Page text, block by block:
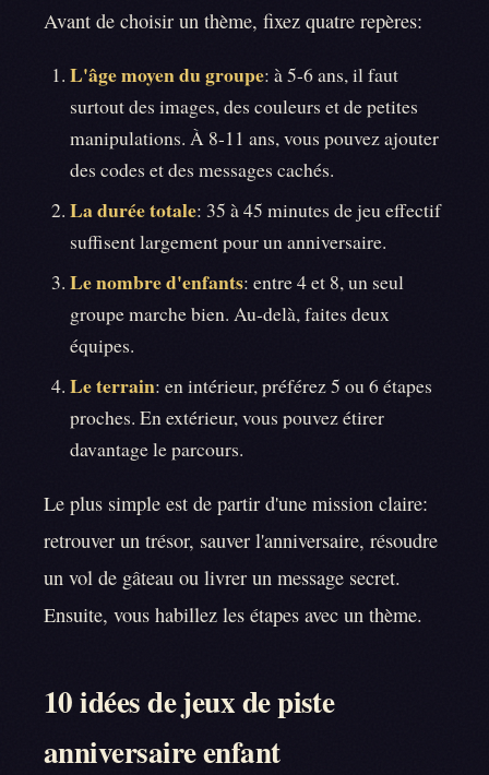
Avant de choisir un thème, fixez quatre repères:
L'âge moyen du groupe: à 5-6 ans, il faut
surtout des images, des couleurs et de petites
manipulations. À 8-11 ans, vous pouvez ajouter
des codes et des messages cachés.
La durée totale: 35 à 45 minutes de jeu effectif
suffisent largement pour un anniversaire.
Le nombre d'enfants: entre 4 et 8, un seul
groupe marche bien. Au-delà, faites deux
équipes.
Le terrain: en intérieur, préférez 5 ou 6 étapes
proches. En extérieur, vous pouvez étirer
davantage le parcours.
Le plus simple est de partir d'une mission claire:
retrouver un trésor, sauver l'anniversaire, résoudre
un vol de gâteau ou livrer un message secret.
Ensuite, vous habillez les étapes avec un thème.
10 idées de jeux de piste
anniversaire enfant